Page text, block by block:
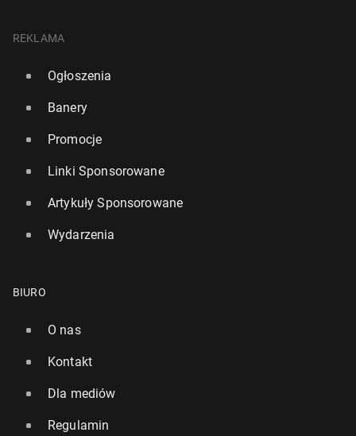
REKLAMA
Ogłoszenia
Banery
Promocje
Linki Sponsorowane
Artykuły Sponsorowane
Wydarzenia
BIURO
O nas
Kontakt
Dla mediów
Regulamin